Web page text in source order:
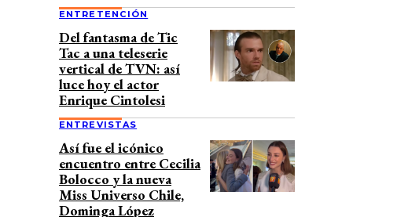
ENTRETENCIÓN
Del fantasma de Tic
Tac a una teleserie
vertical de TVN: así
luce hoy el actor
Enrique Cintolesi
ENTREVISTAS
Así fue el icónico
encuentro entre Cecilia
Bolocco y la nueva
Miss Universo Chile,
Dominga López